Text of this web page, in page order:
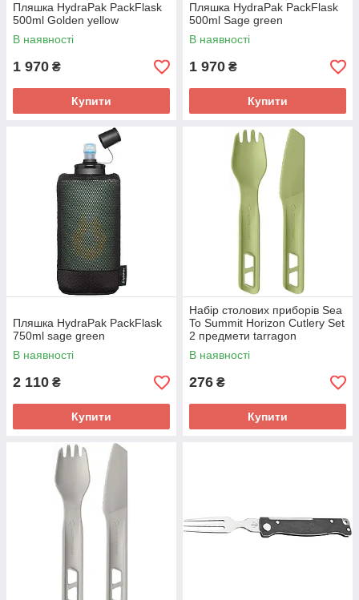
Пляшка HydraPak PackFlask
500ml Golden yellow
В наявності
1 970 ₴
Купити
Пляшка HydraPak PackFlask
500ml Sage green
В наявності
1 970 ₴
Купити
Пляшка HydraPak PackFlask
750ml sage green
В наявності
2 110 ₴
Купити
Набір столових приборів Sea
To Summit Horizon Cutlery Set
2 предмети tarragon
В наявності
276 ₴
Купити